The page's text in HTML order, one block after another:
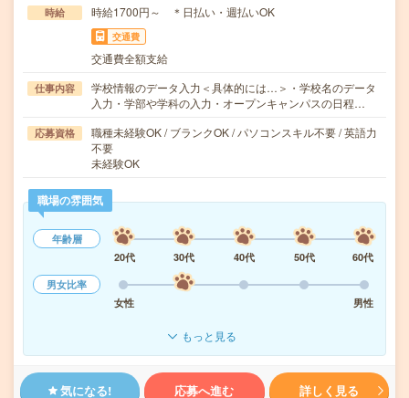
時給 時給1700円～ ＊日払い・週払いOK
交通費
交通費全額支給
仕事内容
学校情報のデータ入力＜具体的には…＞・学校名のデータ
入力・学部や学科の入力・オープンキャンパスの日程…
応募資格
職種未経験OK / ブランクOK / パソコンスキル不要 / 英語力
不要
未経験OK
職場の雰囲気
年齢層
20代
30代 40代 50代
60代
男女比率
女性
男性
もっと見る
気になる! 応募へ進む 詳しく見る